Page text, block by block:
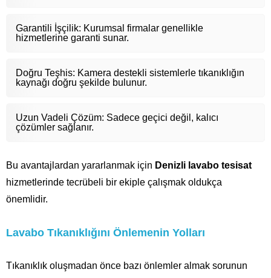
Garantili İşçilik: Kurumsal firmalar genellikle
hizmetlerine garanti sunar.
Doğru Teşhis: Kamera destekli sistemlerle tıkanıklığın
kaynağı doğru şekilde bulunur.
Uzun Vadeli Çözüm: Sadece geçici değil, kalıcı
çözümler sağlanır.
Bu avantajlardan yararlanmak için Denizli lavabo tesisat
hizmetlerinde tecrübeli bir ekiple çalışmak oldukça
önemlidir.
Lavabo Tıkanıklığını Önlemenin Yolları
Tıkanıklık oluşmadan önce bazı önlemler almak sorunun